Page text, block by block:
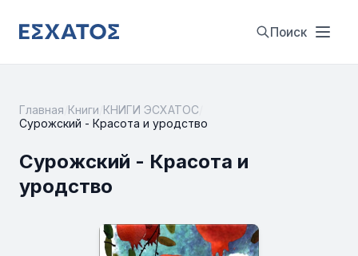
Поиск
Главная Книги КНИГИ ЭСХАТОС
Сурожский - Красота и уродство
Сурожский - Красота и
уродство